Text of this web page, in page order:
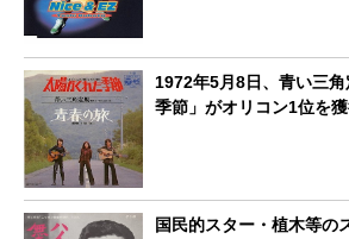
1972年5月8日、青い三
季節」がオリコン1位を
国民的スター・植木等の